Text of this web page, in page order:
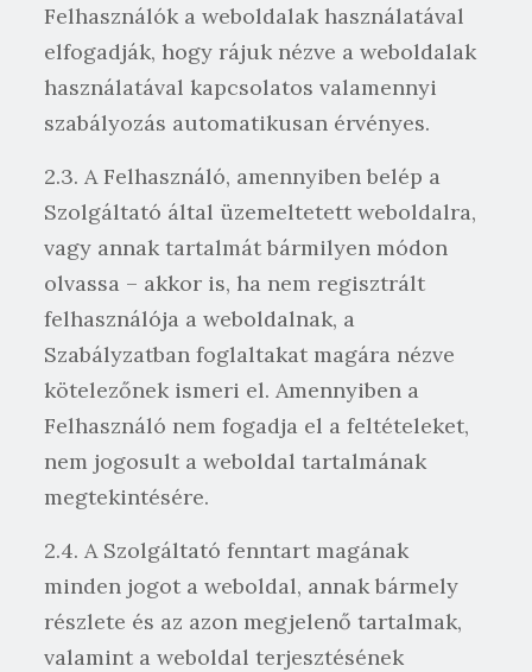
Felhasználók a weboldalak használatával
elfogadják, hogy rájuk nézve a weboldalak
használatával kapcsolatos valamennyi
szabályozás automatikusan érvényes.
2.3. A Felhasználó, amennyiben belép a
Szolgáltató által üzemeltetett weboldalra,
vagy annak tartalmát bármilyen módon
olvassa – akkor is, ha nem regisztrált
felhasználója a weboldalnak, a
Szabályzatban foglaltakat magára nézve
kötelezőnek ismeri el. Amennyiben a
Felhasználó nem fogadja el a feltételeket,
nem jogosult a weboldal tartalmának
megtekintésére.
2.4. A Szolgáltató fenntart magának
minden jogot a weboldal, annak bármely
részlete és az azon megjelenő tartalmak,
valamint a weboldal terjesztésének